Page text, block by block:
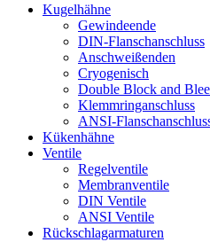
Kugelhähne
Gewindeende
DIN-Flanschanschluss
Anschweißenden
Cryogenisch
Double Block and
Klemmringanschluss
ANSI-
Kükenhähne
Ventile
Regelventile
Membranventile
DIN Ventile
ANSI Ventile
Rückschlag­armaturen